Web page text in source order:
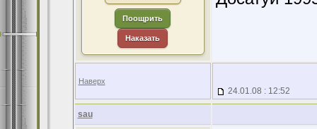
Поощрить
Наказать
Наверх
24.01.08 : 12:52
sau